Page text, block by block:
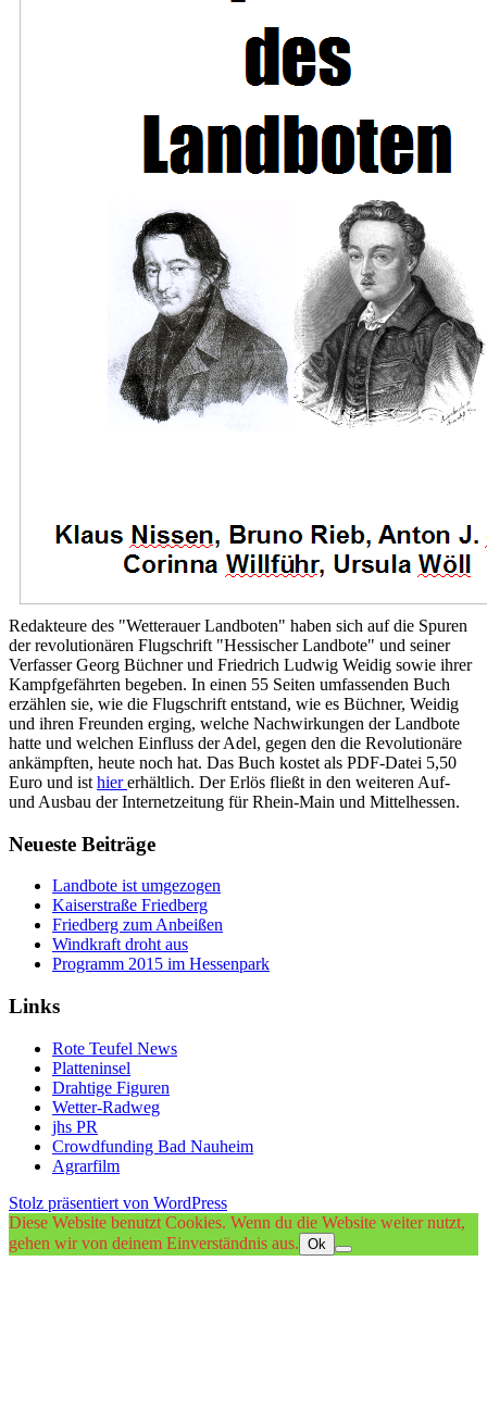
Redakteure des "Wetterauer Landboten" haben sich auf die Spuren
der revolutionären Flugschrift "Hessischer Landbote" und seiner
Verfasser Georg Büchner und Friedrich Ludwig Weidig sowie ihrer
Kampfgefährten begeben. In einen 55 Seiten umfassenden Buch
erzählen sie, wie die Flugschrift entstand, wie es Büchner, Weidig
und ihren Freunden erging, welche Nachwirkungen der Landbote
hatte und welchen Einfluss der Adel, gegen den die Revolutionäre
ankämpften, heute noch hat. Das Buch kostet als PDF-Datei 5,50
Euro und ist hiererhältlich. Der Erlös fließt in den weiteren Auf-
und Ausbau der Internetzeitung für Rhein-Main und Mittelhessen.
Neueste Beiträge
Landbote ist umgezogen
Kaiserstraße Friedberg
Friedberg zum Anbeißen
Windkraft droht aus
Programm 2015 im Hessenpark
Links
Rote Teufel News
Platteninsel
Drahtige Figuren
Wetter-Radweg
jhs PR
Crowdfunding Bad Nauheim
Agrarfilm
Stolz präsentiert von WordPress
Diese Website benutzt Cookies. Wenn du die Website weiter nutzt,
gehen wir von deinem Einverständnis aus. Ok